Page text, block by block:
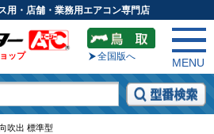
用・店舗・業務用エアコン専門店
ップ 全国版へ
MENU
吹出 標準型